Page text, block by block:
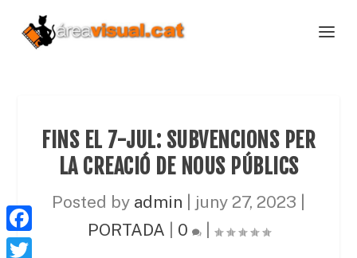
FINS EL 7-JUL: SUBVENCIONS PER
LA CREACIÓ DE NOUS PÚBLICS
Posted by admin juny 27, 2023
PORTADA
0 |
F